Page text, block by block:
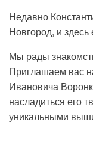
Недавно
Новгород, и
Мы рады
Приглашаем вас
Ивановича
насладиться его
уникальными